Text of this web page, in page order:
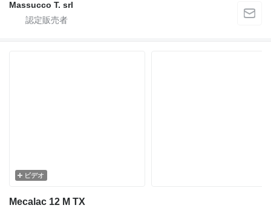
Massucco T. srl
ビデオ
Mecalac 12 M TX